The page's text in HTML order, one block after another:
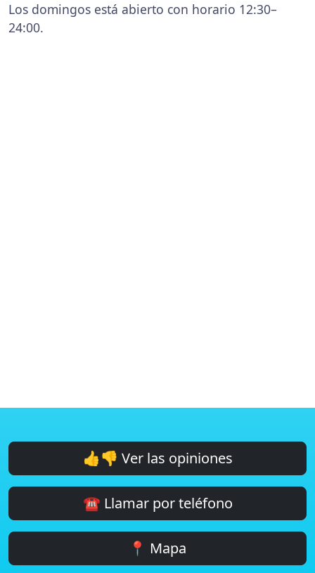
Los domingos está abierto con horario 12:30–
24:00.
👍👎 Ver las opiniones
☎️ Llamar por teléfono
📍 Mapa